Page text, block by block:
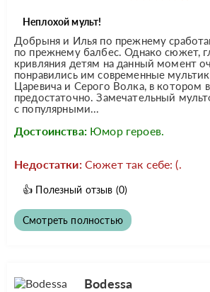
Неплохой мульт!
Добрыня и Илья по прежнему
по прежнему балбес. Однако сюжет,
кривляния детям на данный момент
понравились им современные
Царевича и Серого Волка, в котором
предостаточно. Замечательный
с популярными...
Достоинства: Юмор героев.
Недостатки: Сюжет так себе: (.
👍 Полезный отзыв (0)
Смотреть полностью
Bodessa